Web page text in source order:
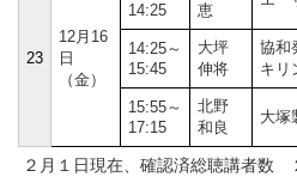
23
12月16
日
（金）
14:25
恵
14:25～
15:45
大坪
伸将
協和
キリ
15:55～
17:15
北野
和良
大塚
２月１日現在、確認済総聴講者数